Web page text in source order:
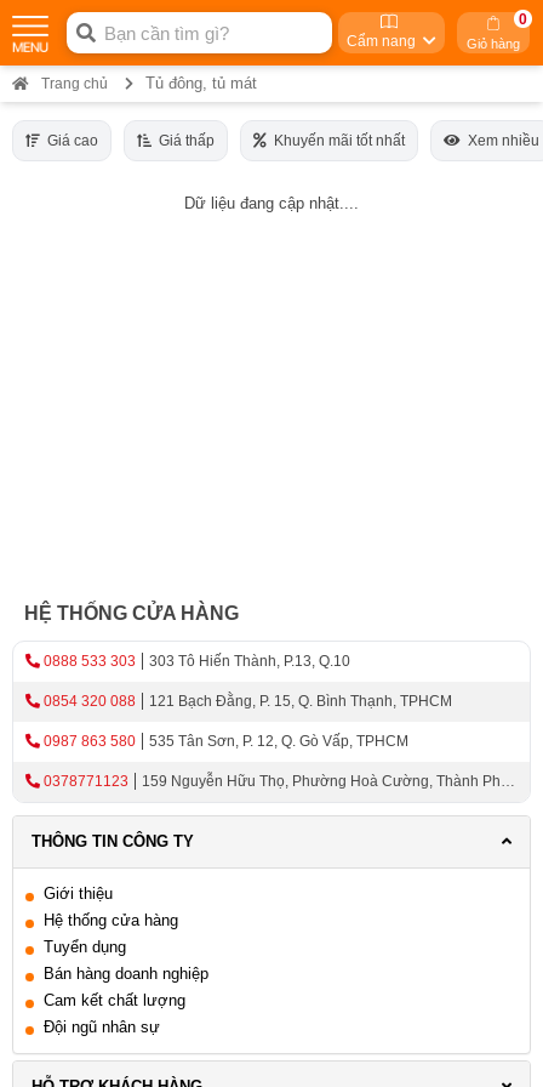
Cẩm nang Giỏ hàng
0
Trang chủ Tủ đông, tủ mát
Giá cao Giá thấp Khuyến mãi tốt nhất Xem nhiều
Dữ liệu đang cập nhật....
HỆ THỐNG CỬA HÀNG
0888 533 303 303 Tô Hiến Thành, P.13, Q.10
0854 320 088 121 Bạch Đằng, P. 15, Q. Bình Thạnh, TPHCM
0987 863 580 535 Tân Sơn, P. 12, Q. Gò Vấp, TPHCM
0378771123
159 Nguyễn Hữu Thọ, Phường Hoà Cường, Thành Phố
THÔNG TIN CÔNG TY
Giới thiệu
Hệ thống cửa hàng
Tuyển dụng
Bán hàng doanh nghiệp
Cam kết chất lượng
Đội ngũ nhân sự